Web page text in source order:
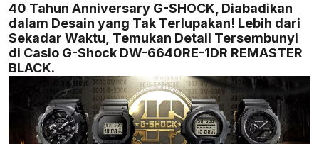
40 Tahun Anniversary G-SHOCK, Diabadikan
dalam Desain yang Tak Terlupakan! Lebih dari
Sekadar Waktu, Temukan Detail Tersembunyi
di Casio G-Shock DW-6640RE-1DR REMASTER
BLACK.